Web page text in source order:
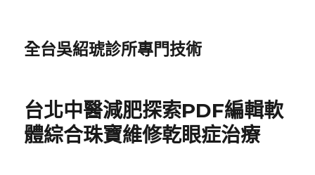
全台吳紹琥診所專門技術
台北中醫減肥探索PDF編輯軟
體綜合珠寶維修乾眼症治療